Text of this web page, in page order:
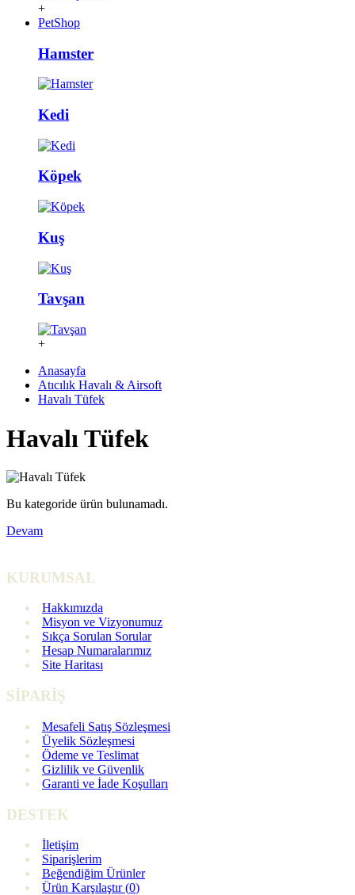
+
PetShop
Hamster
Kedi
Köpek
Kuş
Tavşan
+
Anasayfa
Atıcılık Havalı & Airsoft
Havalı Tüfek
Havalı Tüfek
Bu kategoride ürün bulunamadı.
Devam
KURUMSAL
Hakkımızda
Misyon ve Vizyonumuz
Sıkça Sorulan Sorular
Hesap Numaralarımız
Site Haritası
SİPARİŞ
Mesafeli Satış Sözleşmesi
Üyelik Sözleşmesi
Ödeme ve Teslimat
Gizlilik ve Güvenlik
Garanti ve İade Koşulları
DESTEK
İletişim
Siparişlerim
Beğendiğim Ürünler
Ürün Karşılaştır (0)